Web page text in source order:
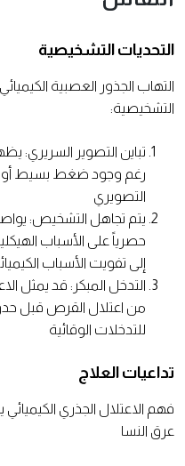
التحديات التشخيصية
التهاب الجذور العصبية
التشخيصية:
تباين التصوير السريري:
رغم وجود ضغط بسيط
التصويري
يتم تجاهل التشخيص:
حصرياً على الأسباب
إلى تفويت الأسباب
التدخل المبكر: قد يمثل
من اعتلال القرص قبل
للتدخلات الوقائية
تداعيات العلاج
فهم الاعتلال الجذري
عرق النسا